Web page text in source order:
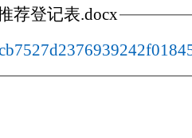
荐登记表.docx